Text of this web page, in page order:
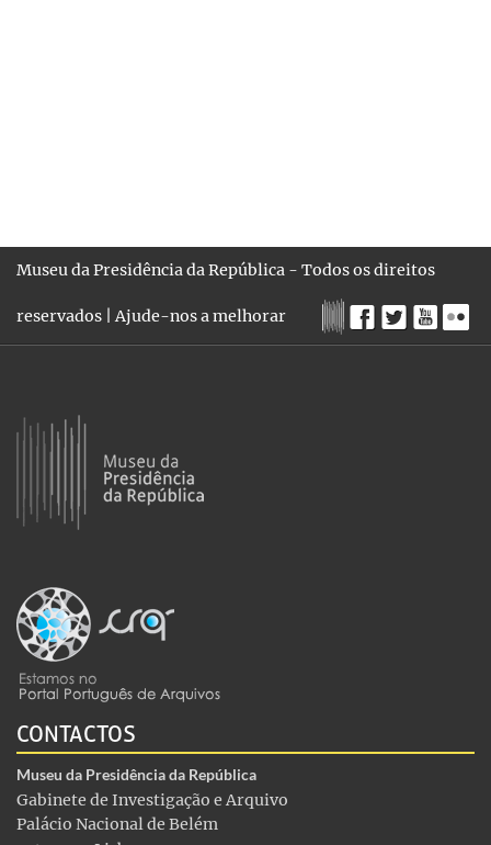
Museu da Presidência da República - Todos os direitos
reservados |Ajude-nos a melhorar
CONTACTOS
Museu da Presidência da República
Gabinete de Investigação e Arquivo
Palácio Nacional de Belém